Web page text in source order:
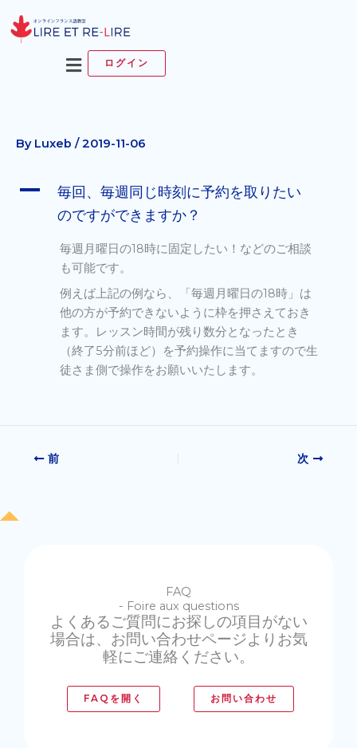
容
メ
ニ
ログイン
By Luxeb /2019-11-06
A
毎回、毎週同じ時刻に予約を取りたい
のですができますか？
毎週月曜日の18時に固定したい！などのご相談
も可能です。
例えば上記の例なら、「毎週月曜日の18時」は
他の方が予約できないように枠を押さえておき
ます。レッスン時間が残り数分となったとき
（終了5分前ほど）を予約操作に当てますので生
徒さま側で操作をお願いいたします。
前 次
FAQ
- Foire aux questions
よくあるご質問にお探しの項目がない
場合は、お問い合わせページよりお気
軽にご連絡ください。
FAQを開く お問い合わせ